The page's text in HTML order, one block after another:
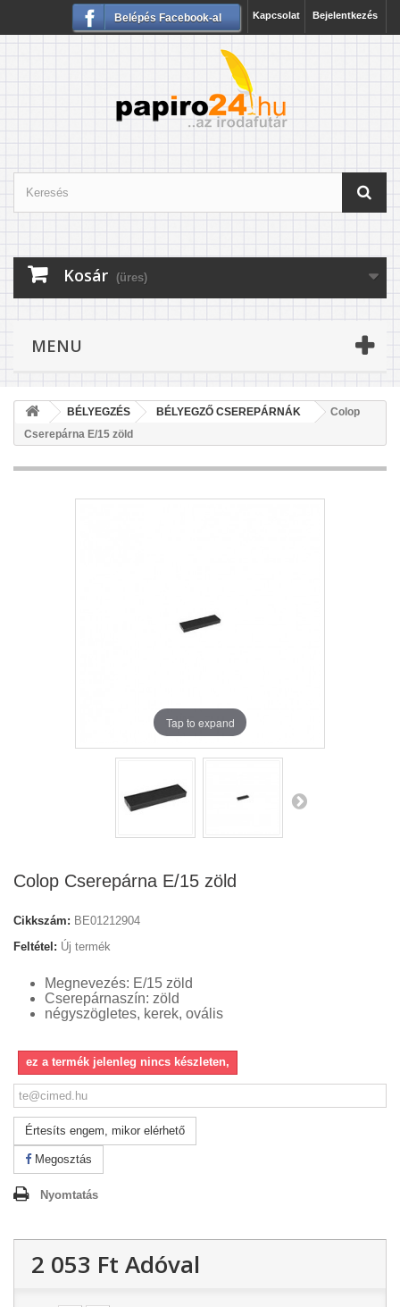
Bejelentkezés
Kapcsolat
Belépés Facebook-al
Kosár (üres)
MENU
BÉLYEGZÉS BÉLYEGZŐ CSEREPÁRNÁK
Colop
Cserepárna E/15 zöld
Tap to expand
Colop Cserepárna E/15 zöld
Cikkszám: BE01212904
Feltétel: Új termék
Megnevezés: E/15 zöld
Cserepárnaszín: zöld
négyszögletes, kerek, ovális
ez a termék jelenleg nincs készleten,
Értesíts engem, mikor elérhető
Megosztás
Nyomtatás
2 053 Ft‎ Adóval